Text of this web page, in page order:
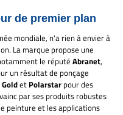
de premier plan
mondiale, n'a rien à envier à
La marque propose une
le réputé Abranet,
un résultat de ponçage
Goldet Polarstar pour des
par ses produits robustes
peinture et les applications